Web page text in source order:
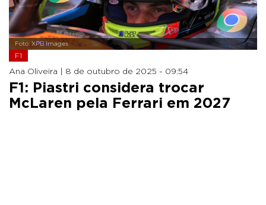
Foto: XPB Images
F1
Ana Oliveira | 8 de outubro de 2025 - 09:54
F1: Piastri considera trocar
McLaren pela Ferrari em 2027